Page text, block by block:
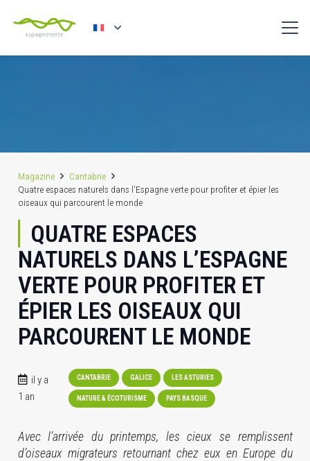
Magazine
Cantabrie
Quatre espaces naturels dans l’Espagne verte pour profiter et épier les
oiseaux qui parcourent le monde
QUATRE ESPACES
NATURELS DANS L’ESPAGNE
VERTE POUR PROFITER ET
ÉPIER LES OISEAUX QUI
PARCOURENT LE MONDE
il y a
1 an
CANTABRIE GALICE LES ASTURIES
NATURE & ÉCOTURISME PAYS BASQUE
Avec l’arrivée du printemps, les cieux se remplissent
d’oiseaux migrateurs retournant chez eux en Europe du